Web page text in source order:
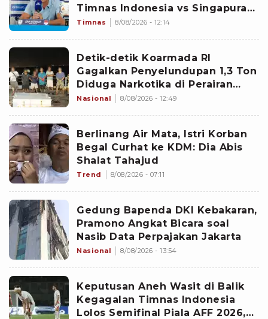
Timnas Indonesia vs Singapura
di Piala AFF 2026: Percuma
Timnas 8/08/2026 - 12:14
Detik-detik Koarmada RI
Gagalkan Penyelundupan 1,3 Ton
Diduga Narkotika di Perairan
Bintan
Nasional 8/08/2026 - 12:49
Berlinang Air Mata, Istri Korban
Begal Curhat ke KDM: Dia Abis
Shalat Tahajud
Trend 8/08/2026 - 07:11
Gedung Bapenda DKI Kebakaran,
Pramono Angkat Bicara soal
Nasib Data Perpajakan Jakarta
Nasional 8/08/2026 - 13:54
Keputusan Aneh Wasit di Balik
Kegagalan Timnas Indonesia
Lolos Semifinal Piala AFF 2026,